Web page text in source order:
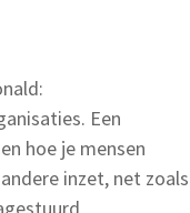
Een
hoe je mensen
inzet, net zoals